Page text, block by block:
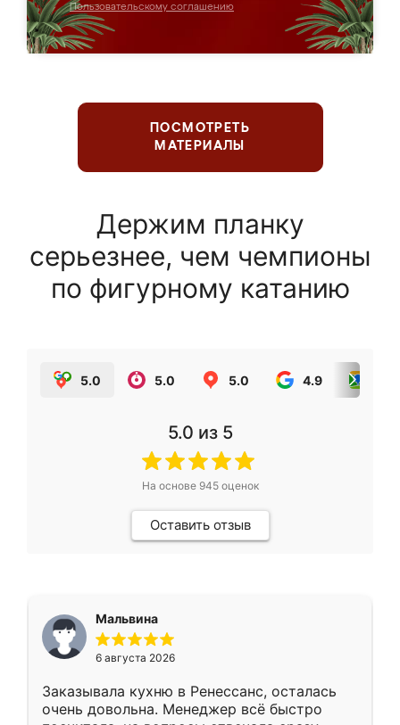
Пользовательскому соглашению
ПОСМОТРЕТЬ
МАТЕРИАЛЫ
Держим планку
серьезнее, чем чемпионы
по фигурному катанию
5.0 5.0 5.0 4.9
5.0 из 5
На основе 945оценок
Оставить отзыв
Мальвина
6 августа 2026
Заказывала кухню в Ренессанс, осталась
очень довольна. Менеджер всё быстро